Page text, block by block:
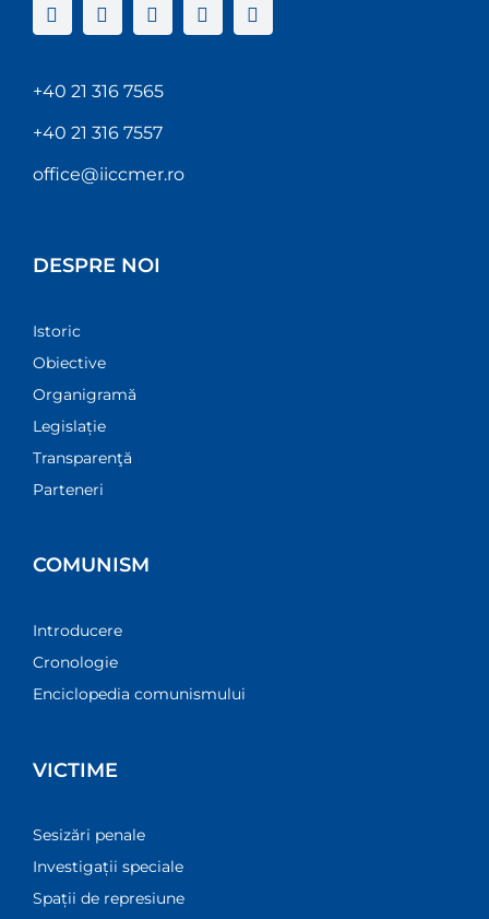
+40 21 316 7565
+40 21 316 7557
office@iiccmer.ro
DESPRE NOI
Istoric
Obiective
Organigramă
Legislație
Transparenţă
Parteneri
COMUNISM
Introducere
Cronologie
Enciclopedia comunismului
VICTIME
Sesizări penale
Investigații speciale
Spații de represiune